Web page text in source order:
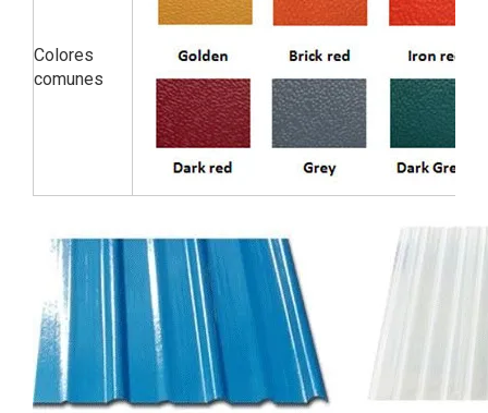
Colores
comunes